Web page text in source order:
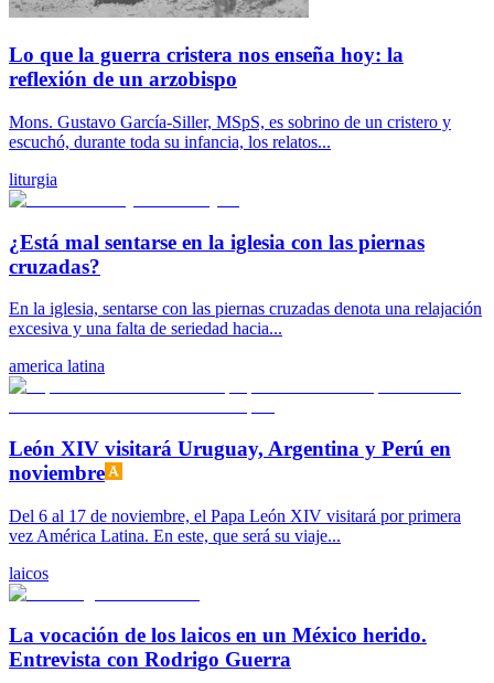
Lo que la guerra cristera nos enseña hoy: la
reflexión de un arzobispo
Mons. Gustavo García-Siller, MSpS, es sobrino de un cristero y
escuchó, durante toda su infancia, los relatos...
liturgia
¿Está mal sentarse en la iglesia con las piernas
cruzadas?
En la iglesia, sentarse con las piernas cruzadas denota una relajación
excesiva y una falta de seriedad hacia...
america latina
León XIV visitará Uruguay, Argentina y Perú en
noviembre
Del 6 al 17 de noviembre, el Papa León XIV visitará por primera
vez América Latina. En este, que será su viaje...
laicos
La vocación de los laicos en un México herido.
Entrevista con Rodrigo Guerra